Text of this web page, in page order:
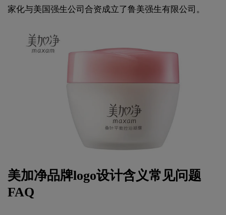
家化与美国强生公司合资成立了鲁美强生有限公司。
美加净品牌logo设计含义常见问题
FAQ